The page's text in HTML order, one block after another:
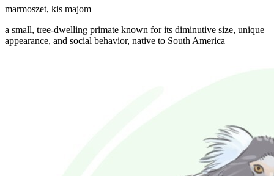
marmoszet, kis majom
a small, tree-dwelling primate known for its diminutive size, unique
appearance, and social behavior, native to South America